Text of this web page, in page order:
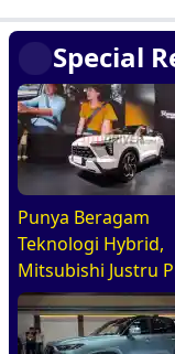
Special
Punya Beragam
Teknologi Hybrid,
Mitsubishi Justru
HEV untuk